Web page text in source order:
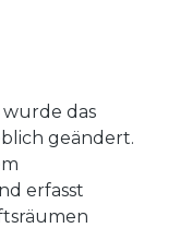
das
geändert.
erfasst